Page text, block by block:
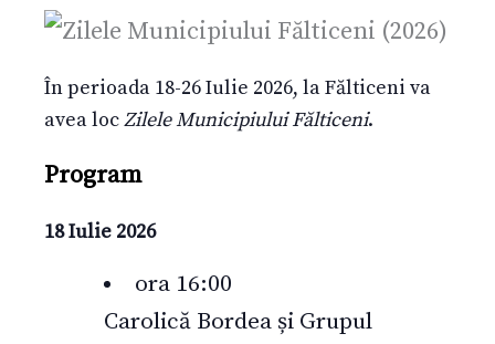
În perioada 18-26 Iulie 2026, la Fălticeni va
avea locZilele Municipiului Fălticeni.
Program
18 Iulie 2026
ora 16:00
Carolică Bordea și Grupul